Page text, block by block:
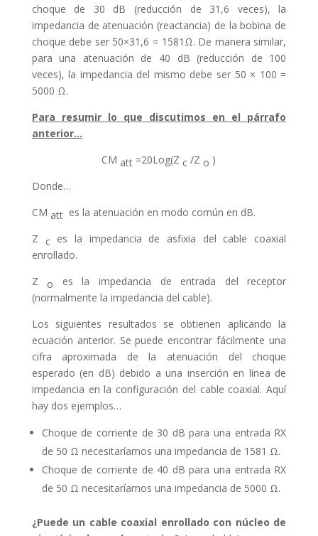
choque de 30 dB (reducción de 31,6 veces), la
impedancia de atenuación (reactancia) de la bobina de
choque debe ser 50×31,6 = 1581Ω. De manera similar,
para una atenuación de 40 dB (reducción de 100
veces), la impedancia del mismo debe ser 50 × 100 =
5000 Ω.
Para resumir lo que discutimos en el párrafo
anterior…
CM att =20Log(Z c /Z o )
Donde…
CM attes la atenuación en modo común en dB.
Z ces la impedancia de asfixia del cable coaxial
enrollado.
Z o es la impedancia de entrada del receptor
(normalmente la impedancia del cable).
Los siguientes resultados se obtienen aplicando la
ecuación anterior. Se puede encontrar fácilmente una
cifra aproximada de la atenuación del choque
esperado (en dB) debido a una inserción en línea de
impedancia en la configuración del cable coaxial. Aquí
hay dos ejemplos…
Choque de corriente de 30 dB para una entrada RX
de 50 Ω necesitaríamos una impedancia de 1581 Ω.
Choque de corriente de 40 dB para una entrada RX
de 50 Ω necesitaríamos una impedancia de 5000 Ω.
¿Puede un cable coaxial enrollado con núcleo de